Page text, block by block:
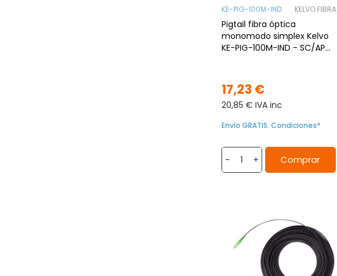
KE-PIG-100M-IND KELVO FIBRA
Pigtail fibra óptica
monomodo simplex Kelvo
KE-PIG-100M-IND - SC/APC,
17,23 €
20,85 € IVA inc
Envío GRATIS. Condiciones*
- + Comprar